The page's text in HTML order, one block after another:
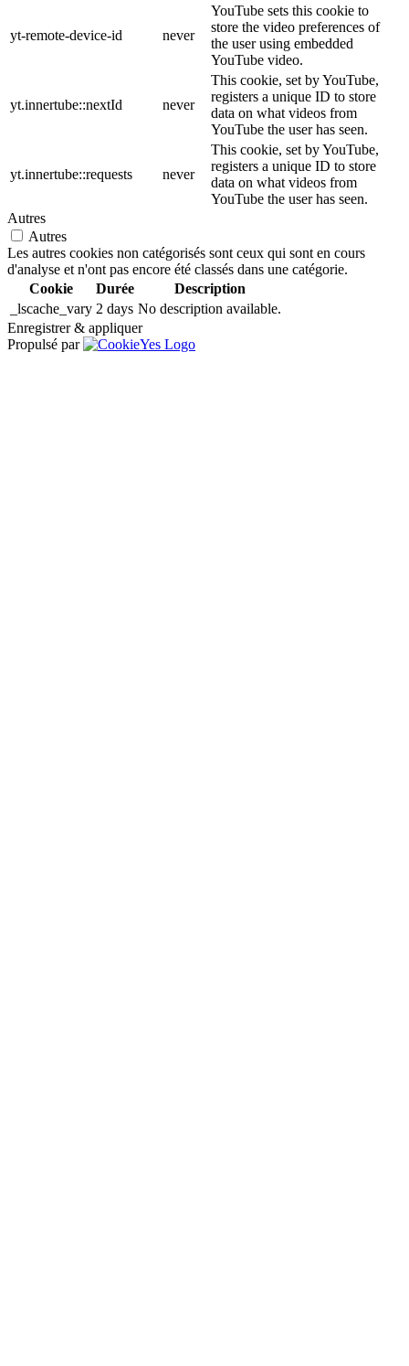
yt-remote-device-id never
YouTube sets this cookie to
store the video preferences of
the user using embedded
YouTube video.
yt.innertube::nextId never
This cookie, set by YouTube,
registers a unique ID to store
data on what videos from
YouTube the user has seen.
yt.innertube::requests never
This cookie, set by YouTube,
registers a unique ID to store
data on what videos from
YouTube the user has seen.
Autres
Autres
Les autres cookies non catégorisés sont ceux qui sont en cours
d'analyse et n'ont pas encore été classés dans une catégorie.
Cookie
Durée
Description
_lscache_vary 2 days No description available.
Enregistrer & appliquer
Propulsé par